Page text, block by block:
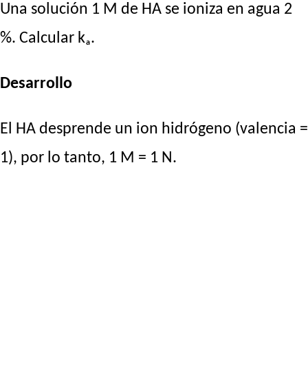
Una solución 1 M de HA se ioniza en agua 2
%. Calcular kₐ.
Desarrollo
El HA desprende un ion hidrógeno (valencia =
1), por lo tanto, 1 M = 1 N.